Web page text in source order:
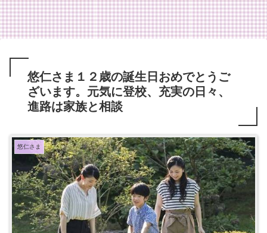
悠仁さま１２歳の誕生日おめでとうご
ざいます。元気に登校、充実の日々、
進路は家族と相談
悠仁さま